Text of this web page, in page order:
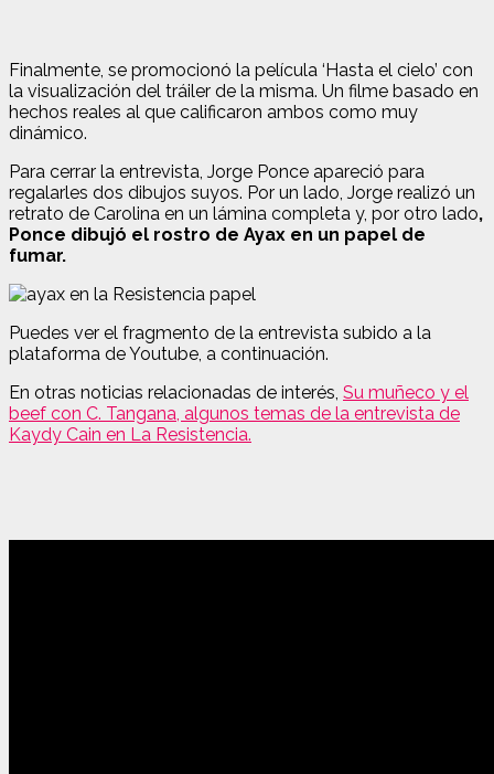
Finalmente, se promocionó la película ‘Hasta el cielo’ con
la visualización del tráiler de la misma. Un filme basado en
hechos reales al que calificaron ambos como muy
dinámico.
Para cerrar la entrevista, Jorge Ponce apareció para
regalarles dos dibujos suyos. Por un lado, Jorge realizó un
retrato de Carolina en un lámina completa y, por otro lado,
Ponce dibujó el rostro de Ayax en un papel de
fumar.
Puedes ver el fragmento de la entrevista subido a la
plataforma de Youtube, a continuación.
En otras noticias relacionadas de interés, Su muñeco y el
beef con C. Tangana, algunos temas de la entrevista de
Kaydy Cain en La Resistencia.